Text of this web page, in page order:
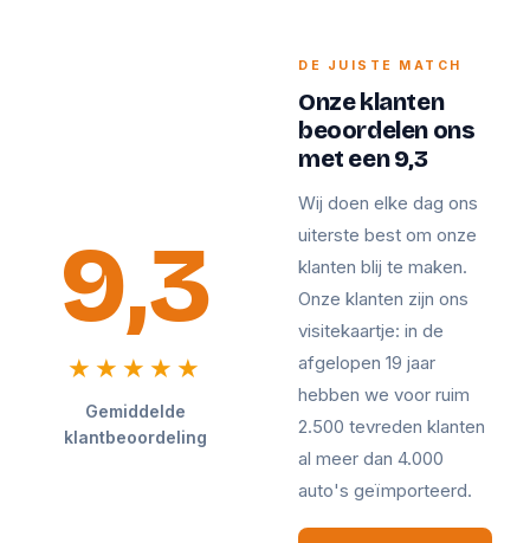
9,3
★★★★★
Gemiddelde
klantbeoordeling
DE JUISTE MATCH
Onze klanten
beoordelen ons
met een 9,3
Wij doen elke dag ons
uiterste best om onze
klanten blij te maken.
Onze klanten zijn ons
visitekaartje: in de
afgelopen 19 jaar
hebben we voor ruim
2.500 tevreden klanten
al meer dan 4.000
auto's geïmporteerd.